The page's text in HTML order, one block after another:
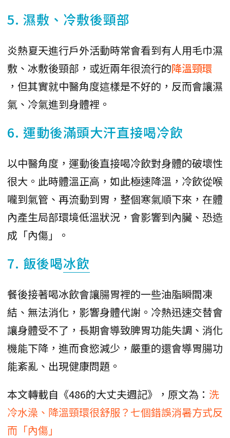
5. 濕敷、冷敷後頸部
炎熱夏天進行戶外活動時常會看到有人用毛巾濕
敷、冰敷後頸部，或近兩年很流行的降溫頸環
，但其實就中醫角度這樣是不好的，反而會讓濕
氣、冷氣進到身體裡。
6. 運動後滿頭大汗直接喝冷飲
以中醫角度，運動後直接喝冷飲對身體的破壞性
很大。此時體溫正高，如此極速降溫，冷飲從喉
嚨到氣管、再流動到胃，整個寒氣順下來，在體
內產生局部環境低溫狀況，會影響到內臟、恐造
成「內傷」。
7. 飯後喝冰飲
餐後接著喝冰飲會讓腸胃裡的一些油脂瞬間凍
結、無法消化，影響身體代謝。冷熱迅速交替會
讓身體受不了，長期會導致脾胃功能失調、消化
機能下降，進而食慾減少，嚴重的還會導胃腸功
能紊亂、出現健康問題。
本文轉載自《486的大丈夫週記》，原文為： 洗
冷水澡、降溫頸環很舒服？七個錯誤消暑方式反
而「內傷」